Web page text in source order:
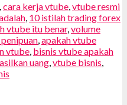
,cara kerja vtube,vtube resmi
, 10 istilah trading forex
vtube itu benar,volume
,apakah vtube
vtube, bisnis vtube apakah
uang,vtube bisnis,